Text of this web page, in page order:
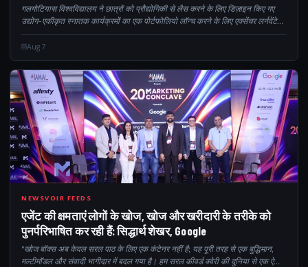
गलगोटियास विश्वविद्यालय ने छात्रों को प्रौद्योगिकी से लैस करने के लिए डिज़ाइन किए गए
उद्योग-एकीकृत स्नातक कार्यक्रमों का एक पोर्टफोलियो लॉन्च करने के लिए एक्सेंचर लर्नवेंटेज
के साथ एक रणनीतिक उद्योग-अकादमिक सहयोग में प्रवेश किया है...
Aug 7
GOO
NEWSVOIR FEEDS
एजेंट की क्षमताएं लोगों के खोज, खोज और खरीदारी के तरीके को
पुनर्परिभाषित कर रही हैं: सिद्धार्थ शेखर, Google
"खोज बॉक्स अब केवल सरल पाठ के लिए एक कंटेनर नहीं है; यह पूरी तरह से एक बुद्धिमान,
मल्टीमॉडल और संवादी भागीदार में बदल गया है। हम सरल कीवर्ड क्वेरी की दुनिया से एक ऐसी